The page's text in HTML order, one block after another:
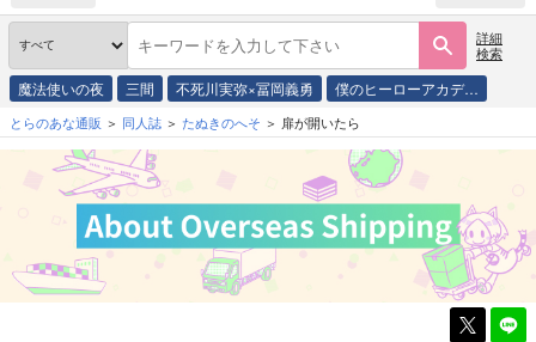
詳細
検索
魔法使いの夜 三間 不死川実弥×冨岡義勇 僕のヒーローアカデ…
とらのあな通販 同人誌 たぬきのへそ 扉が開いたら